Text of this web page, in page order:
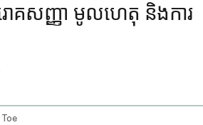
រោគសញ្ញា មូលហេតុ និងការ